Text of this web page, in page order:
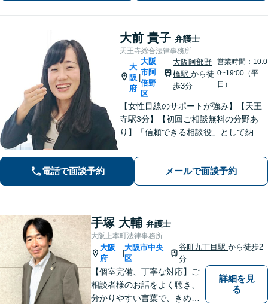
大前 貴子 弁護士
天王寺総合法律事務所
大
阪
府
大阪
市阿
倍野
区
大阪阿部野
橋駅から徒
歩3分
営業時間：10:0
0~19:00（平
日）
【女性目線のサポートが強み】【天王
寺駅3分】【初回ご相談無料の分野あ
り】「信頼できる相談役」として納得
問題】安心して相談できる環境・関係
づくりを心がけます【借金・債務整
理】経済状況に応じて適切な解決策を
ご提案します
電話で面談予約 メールで面談予約
手塚 大輔 弁護士
大阪上本町法律事務所
大阪
府
|
大阪市中央
区
谷町九丁目駅から徒歩2
分
【個室完備、丁寧な対応】ご
相談者様のお話をよく聴き、
分かりやすい言葉で、きめ細
詳細を見
る